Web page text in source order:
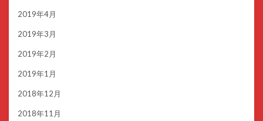
2019年4月
2019年3月
2019年2月
2019年1月
2018年12月
2018年11月